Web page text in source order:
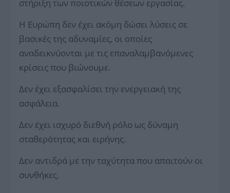
στήριξη των ποιοτικών θέσεων εργασίας.
Η Ευρώπη δεν έχει ακόμη δώσει λύσεις σε
βασικές της αδυναμίες, οι οποίες
αναδεικνύονται με τις επαναλαμβανόμενες
κρίσεις που βιώνουμε.
Δεν έχει εξασφαλίσει την ενεργειακή της
ασφάλεια.
Δεν έχει ισχυρό διεθνή ρόλο ως δύναμη
σταθερότητας και ειρήνης.
Δεν αντιδρά με την ταχύτητα που απαιτούν οι
συνθήκες.